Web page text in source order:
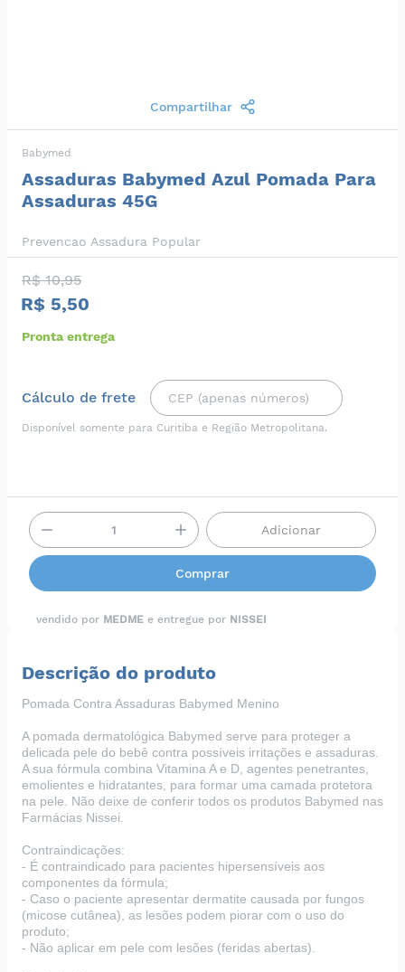
Compartilhar
Babymed
Assaduras Babymed Azul Pomada Para
Assaduras 45G
Prevencao Assadura Popular
R$ 10,95
R$ 5,50
Pronta entrega
Cálculo de frete
Disponível somente para Curitiba e Região Metropolitana.
Adicionar
Comprar
vendido por MEDME e entregue por NISSEI
Descrição do produto
Pomada Contra Assaduras Babymed Menino
A pomada dermatológica Babymed serve para proteger a
delicada pele do bebê contra possíveis irritações e assaduras.
A sua fórmula combina Vitamina A e D, agentes penetrantes,
emolientes e hidratantes, para formar uma camada protetora
na pele. Não deixe de conferir todos os produtos Babymed nas
Farmácias Nissei
Contraindicações:
- É contraindicado para pacientes hipersensíveis aos
componentes da fórmula;
- Caso o paciente apresentar dermatite causada por fungos
(micose cutânea), as lesões podem piorar com o uso do
produto;
- Não aplicar em pele com lesões (feridas abertas).